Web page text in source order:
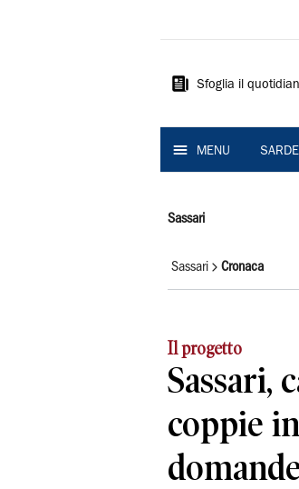
Sardegna
Sfoglia il
MENU
Sassari
Sassari Cronaca
Il progetto
Sassari,
coppie